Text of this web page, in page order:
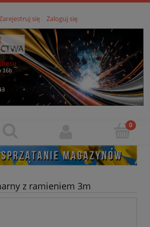
się Zaloguj się
z ramieniem 3m